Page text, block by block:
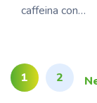
caffeina con…
1 2